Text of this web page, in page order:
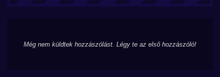
Még nem küldtek hozzászólást. Légy te az első hozzászóló!